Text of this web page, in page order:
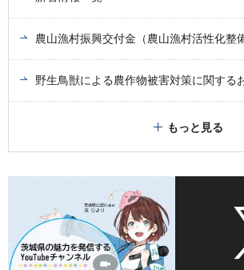
農山漁村振興交付金（農山漁村活性化整
野生鳥獣による農作物被害対策に関する
もっと見る